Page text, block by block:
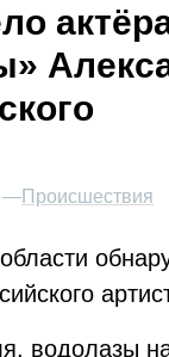
—Происшествия
водолазы